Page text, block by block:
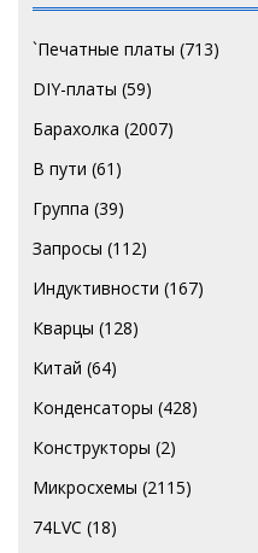
`Печатные платы (713)
DIY-платы (59)
Барахолка (2007)
В пути (61)
Группа (39)
Запросы (112)
Индуктивности (167)
Кварцы (128)
Китай (64)
Конденсаторы (428)
Конструкторы (2)
Микросхемы (2115)
74LVC (18)